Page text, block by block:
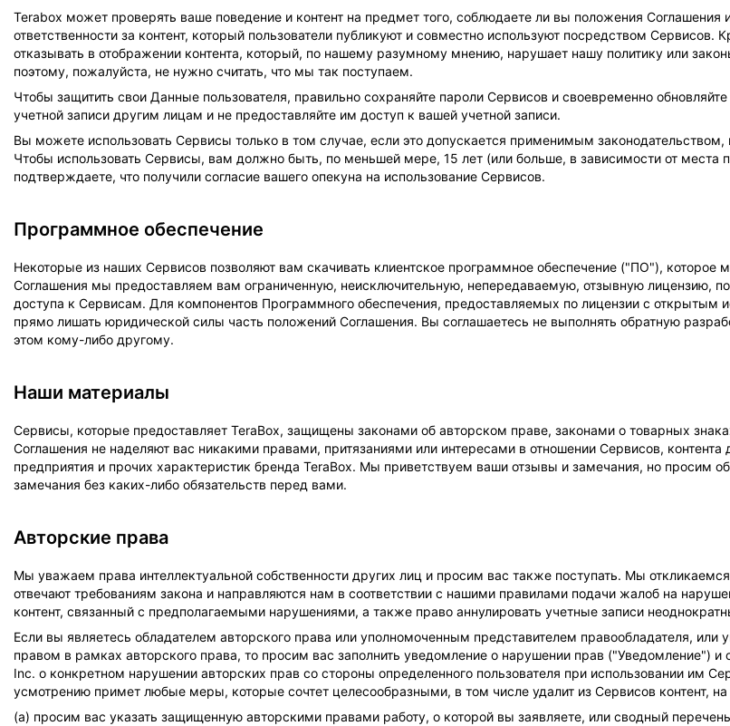
Terabox может проверять ваше поведение и контент на предмет того, соблюдаете ли вы положения
ответственности за контент, который пользователи публикуют и совместно используют посредством
отказывать в отображении контента, который, по нашему разумному мнению, нарушает нашу политику или
поэтому, пожалуйста, не нужно считать, что мы так поступаем.
Чтобы защитить свои Данные пользователя, правильно сохраняйте пароли Сервисов и своевременно
учетной записи другим лицам и не предоставляйте им доступ к вашей учетной записи.
Вы можете использовать Сервисы только в том случае, если это допускается применимым
Чтобы использовать Сервисы, вам должно быть, по меньшей мере, 15 лет (или больше, в зависимости от
подтверждаете, что получили согласие вашего опекуна на использование Сервисов.
Программное обеспечение
Некоторые из наших Сервисов позволяют вам скачивать клиентское программное обеспечение ("ПО"),
Соглашения мы предоставляем вам ограниченную, неисключительную, непередаваемую, отзывную лицензию,
доступа к Сервисам. Для компонентов Программного обеспечения, предоставляемых по лицензии с
прямо лишать юридической силы часть положений Соглашения. Вы соглашаетесь не выполнять обратную
этом кому-либо другому.
Наши материалы
Сервисы, которые предоставляет TeraBox, защищены законами об авторском праве, законами о товарных
Соглашения не наделяют вас никакими правами, притязаниями или интересами в отношении Сервисов,
предприятия и прочих характеристик бренда TeraBox. Мы приветствуем ваши отзывы и замечания, но просим
замечания без каких-либо обязательств перед вами.
Авторские права
Мы уважаем права интеллектуальной собственности других лиц и просим вас также поступать. Мы
отвечают требованиям закона и направляются нам в соответствии с нашими правилами подачи жалоб на
контент, связанный с предполагаемыми нарушениями, а также право аннулировать учетные записи
Если вы являетесь обладателем авторского права или уполномоченным представителем правообладателя,
правом в рамках авторского права, то просим вас заполнить уведомление о нарушении прав ("Уведомление") и
Inc. о конкретном нарушении авторских прав со стороны определенного пользователя при использовании им
усмотрению примет любые меры, которые сочтет целесообразными, в том числе удалит из Сервисов контент,
(a) просим вас указать защищенную авторскими правами работу, о которой вы заявляете, или сводный